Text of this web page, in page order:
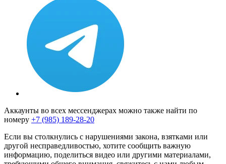
Аккаунты во всех мессенджерах можно также найти по
номеру +7 (985) 189-28-20
Если вы столкнулись с нарушениями закона, взятками или
другой несправедливостью, хотите сообщить важную
информацию, поделиться видео или другими материалами,